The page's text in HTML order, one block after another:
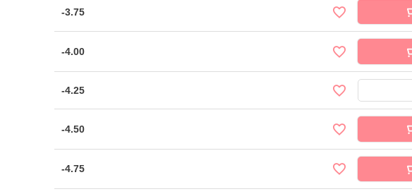
-3.75
-4.00
-4.25
-4.50
-4.75